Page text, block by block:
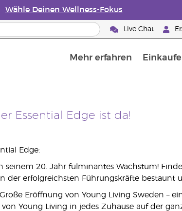
Wähle Deinen Wellness-Fokus
Live Chat
Mehr erfahren
Essential Edge ist da!
Edge:
seinem 20. Jahr fulminantes Wachstum!
der erfolgreichsten Führungskräfte bestaunt
Eröffnung von Young Living Sweden –
Young Living in jedes Zuhause auf der